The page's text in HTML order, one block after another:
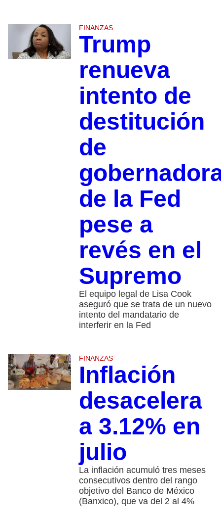
FINANZAS
Trump
renueva
intento de
destitución
de
de la Fed
pese a
revés en el
Supremo
El equipo legal de Lisa Cook
aseguró que se trata de un nuevo
intento del mandatario de
interferir en la Fed
FINANZAS
Inflación
desacelera
a 3.12% en
julio
La inflación acumuló tres meses
consecutivos dentro del rango
objetivo del Banco de México
(Banxico), que va del 2 al 4%